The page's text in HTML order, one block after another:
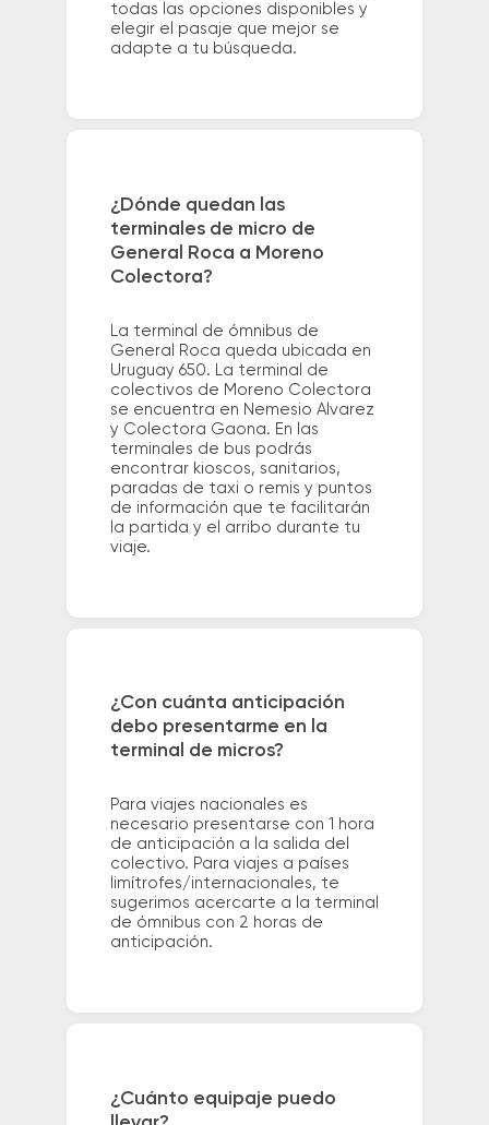
todas las opciones disponibles y
elegir el pasaje que mejor se
adapte a tu búsqueda.
¿Dónde quedan las
terminales de micro de
General Roca a Moreno
Colectora?
La terminal de ómnibus de
General Roca queda ubicada en
Uruguay 650. La terminal de
colectivos de Moreno Colectora
se encuentra en Nemesio Alvarez
y Colectora Gaona. En las
terminales de bus podrás
encontrar kioscos, sanitarios,
paradas de taxi o remis y puntos
de información que te facilitarán
la partida y el arribo durante tu
viaje.
¿Con cuánta anticipación
debo presentarme en la
terminal de micros?
Para viajes nacionales es
necesario presentarse con 1 hora
de anticipación a la salida del
colectivo. Para viajes a países
limítrofes/internacionales, te
sugerimos acercarte a la terminal
de ómnibus con 2 horas de
anticipación.
¿Cuánto equipaje puedo